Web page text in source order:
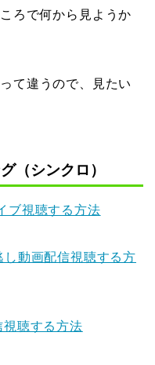
ろで何から見ようか
て違うので、見たい
（シンクロ）
ブ視聴する方法
し動画配信視聴する方
視聴する方法